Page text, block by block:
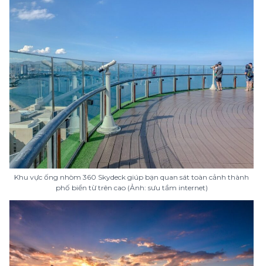
Khu vực ống nhòm 360 Skydeck giúp bạn quan sát toàn cảnh thành
phố biển từ trên cao (Ảnh: sưu tầm internet)